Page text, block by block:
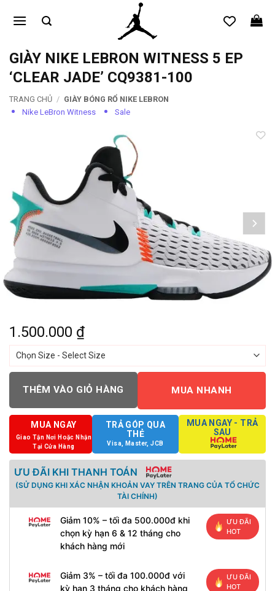
qua
dungGIÀY NIKE LEBRON WITNESS 5 EP
‘CLEAR JADE’ CQ9381-100
TRANG CHỦ / GIÀY BÓNG RỔ NIKE LEBRON
Nike LeBron Witness
Sale
1.500.000 ₫
THÊM VÀO GIỎ HÀNG MUA NHANH
MUA NGAY
Giao Tận Nơi Hoặc Nhận
Tại Cửa Hàng
TRẢ GÓP QUA
THẺ
Visa, Master, JCB
MUA NGAY - TRẢ
SAU
ƯU ĐÃI KHI THANH TOÁN
(SỬ DỤNG KHI XÁC NHẬN KHOẢN VAY TRÊN TRANG CỦA TỔ CHỨC
TÀI CHÍNH)
Giảm 10% – tối đa 500.000đ khi
chọn kỳ hạn 6 & 12 tháng cho
khách hàng mới
ƯU ĐÃI
HOT
Giảm 3% – tối đa 100.000đ với
kỳ hạn 3 tháng cho khách hàng
ƯU ĐÃI
HOT